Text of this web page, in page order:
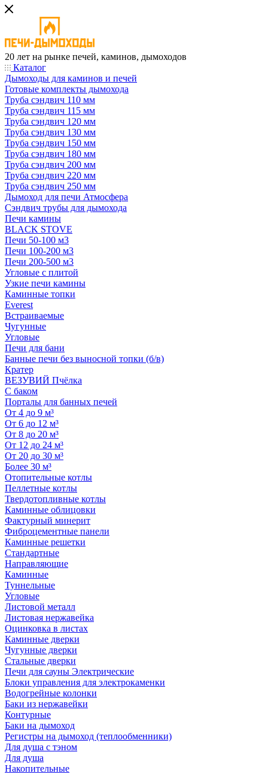
20 лет на рынке печей, каминов, дымоходов
Каталог
Дымоходы для каминов и печей
Готовые комплекты дымохода
Труба сэндвич 110 мм
Труба сэндвич 115 мм
Труба сэндвич 120 мм
Труба сэндвич 130 мм
Труба сэндвич 150 мм
Труба сэндвич 180 мм
Труба сэндвич 200 мм
Труба сэндвич 220 мм
Труба сэндвич 250 мм
Дымоход для печи Атмосфера
Сэндвич трубы для дымохода
Печи камины
BLACK STOVE
Печи 50-100 м3
Печи 100-200 м3
Печи 200-500 м3
Угловые с плитой
Узкие печи камины
Каминные топки
Everest
Встраиваемые
Чугунные
Угловые
Печи для бани
Банные печи без выносной топки (б/в)
Кратер
ВЕЗУВИЙ Пчёлка
С баком
Порталы для банных печей
От 4 до 9 м³
От 6 до 12 м³
От 8 до 20 м³
От 12 до 24 м³
От 20 до 30 м³
Более 30 м³
Отопительные котлы
Пеллетные котлы
Твердотопливные котлы
Каминные облицовки
Фактурный минерит
Фиброцементные панели
Каминные решетки
Стандартные
Направляющие
Каминные
Туннельные
Угловые
Листовой металл
Листовая нержавейка
Оцинковка в листах
Каминные дверки
Чугунные дверки
Стальные дверки
Печи для сауны Электрические
Блоки управления для электрокаменки
Водогрейные колонки
Баки из нержавейки
Контурные
Баки на дымоход
Регистры на дымоход (теплообменники)
Для душа с тэном
Для душа
Накопительные